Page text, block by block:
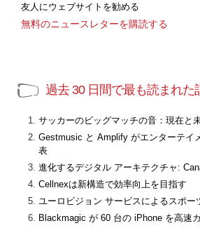
友人にウェブサイトを勧める
無料のニュースレターを購読する
過去 30 日間で最も読まれた
サッカーのビッグマッチの音：現在と
Gestmusic と Amplify がエンターテイ
表
進化するデジタル アーキテクチャ:
Cellnexは新構造で効率向上を目指す
ユーロビジョン サービスによるスポー
Blackmagic が 60 台の iPhone を高速